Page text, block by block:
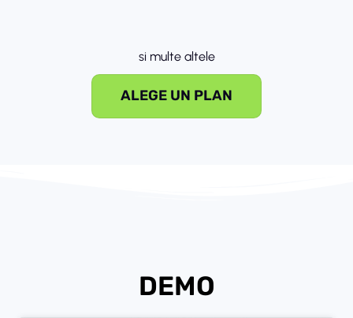
si multe altele
ALEGE UN PLAN
DEMO